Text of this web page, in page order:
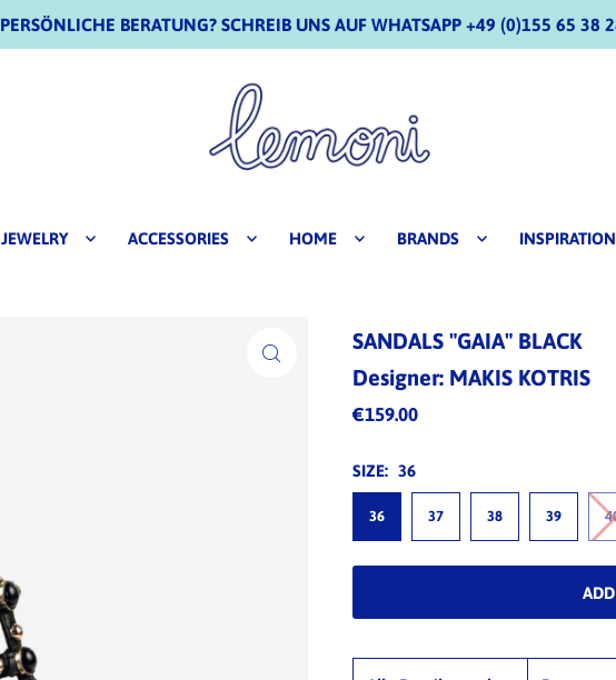
PERSÖNLICHE BERATUNG? SCHREIB UNS AUF WHATSAPP +49 (0)155 65 38
JEWELRY ACCESSORIES HOME BRANDS INSPIRATION
SANDALS "GAIA" BLACK
Designer: MAKIS KOTRIS
€159.00
SIZE: 36
36 37 38 39